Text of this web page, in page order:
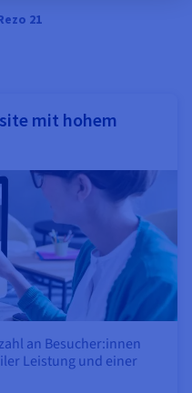
21
mit hohem
an Besucher:innen
Leistung und einer